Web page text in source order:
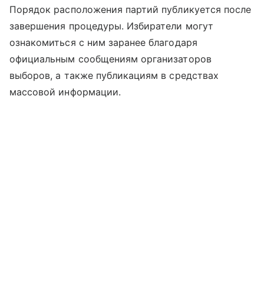
Порядок расположения партий публикуется после
завершения процедуры. Избиратели могут
ознакомиться с ним заранее благодаря
официальным сообщениям организаторов
выборов, а также публикациям в средствах
массовой информации.